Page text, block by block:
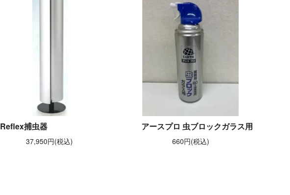
Reflex捕虫器
37,950円(税込)
アースプロ 虫ブロックガラス用
660円(税込)